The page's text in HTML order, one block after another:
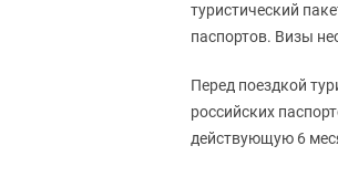
туристический
паспортов. Визы
Перед поездкой
российских
действующую 6